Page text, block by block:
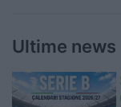
Ultime news